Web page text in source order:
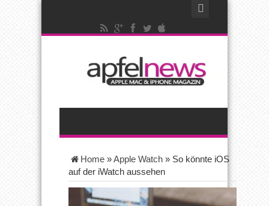
Home »Apple Watch » So könnte iOS
auf der iWatch aussehen